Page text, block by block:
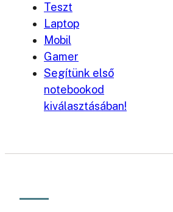
Teszt
Laptop
Mobil
Gamer
Segítünk első
notebookod
kiválasztásában!